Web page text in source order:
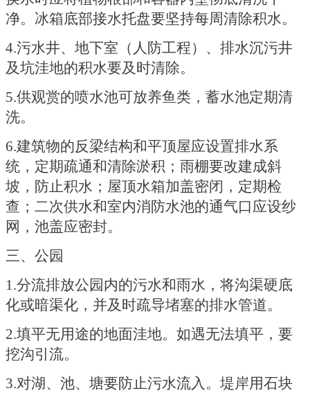
净。冰箱底部接水托盘要坚持每周清除积水。
4.污水井、地下室（人防工程）、排水沉污井
及坑洼地的积水要及时清除。
5.供观赏的喷水池可放养鱼类，蓄水池定期清
洗。
6.建筑物的反梁结构和平顶屋应设置排水系
统，定期疏通和清除淤积；雨棚要改建成斜
坡，防止积水；屋顶水箱加盖密闭，定期检
查；二次供水和室内消防水池的通气口应设纱
网，池盖应密封。
三、公园
1.分流排放公园内的污水和雨水，将沟渠硬底
化或暗渠化，并及时疏导堵塞的排水管道。
2.填平无用途的地面洼地。如遇无法填平，要
挖沟引流。
3.对湖、池、塘要防止污水流入。堤岸用石块